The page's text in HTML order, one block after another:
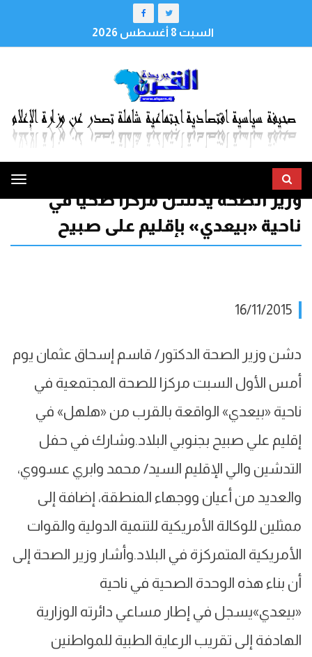
السبت 8 أغسطس 2026
وزير الصحة يدشن مركزا صحيا في
ناحية «بيعدي» بإقليم على صبيح
16/11/2015
دشن وزير الصحة الدكتور/ قاسم إسحاق عثمان يوم
أمس الأول السبت مركزا للصحة المجتمعية في
ناحية «بيعدي» الواقعة بالقرب من «هلهل» في
إقليم علي صبيح بجنوبي البلاد.وشارك في حفل
التدشين والي الإقليم السيد/ محمد وابري عسووي،
والعديد من أعيان ووجهاء المنطقة، إضافة إلى
ممثلين للوكالة الأمريكية للتنمية الدولية والقوات
الأمريكية المتمركزة في البلاد.وأشار وزير الصحة إلى
أن بناء هذه الوحدة الصحية في ناحية
«بيعدي»يسجل في إطار مساعي دائرته الوزارية
الهادفة إلى تقريب الرعاية الطبية للمواطنين